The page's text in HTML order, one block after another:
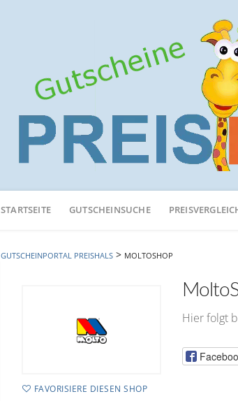
Online-
STARTSEITE GUTSCHEINSUCHE
GUTSCHEINPORTAL PREISHALS > MOLTOSHOP
FAVORISIERE DIESEN SHOP
Hier folgt